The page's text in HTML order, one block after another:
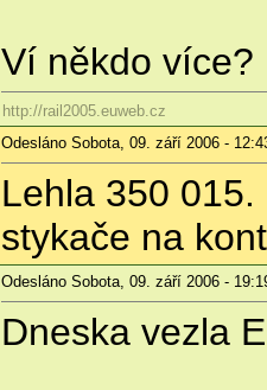
Ví někdo více?
http://rail2005.euweb.cz
Odesláno Sobota, 09. září 2006 -
Lehla 350
stykače na
Odesláno Sobota, 09. září 2006 -
Dneska vezla